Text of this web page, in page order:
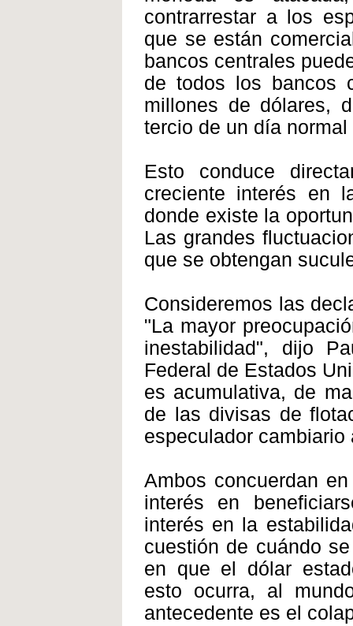
contrarrestar a los
que se están
bancos centrales
de todos los bancos
millones de dólares,
tercio de un día
Esto conduce
creciente interés en
donde existe la
Las grandes
que se obtengan
Consideremos las
"La mayor
inestabilidad", dijo
Federal de Estados
es acumulativa, de
de las divisas de
especulador
Ambos concuerdan
interés en
interés en la
cuestión de cuándo
en que el dólar
esto ocurra, al
antecedente es el